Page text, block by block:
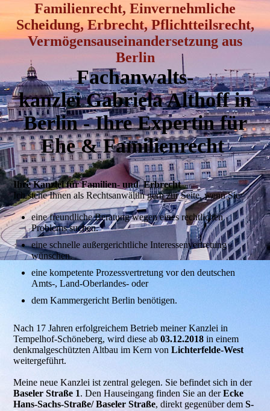
Familienrecht, Einvernehmliche
Scheidung, Erbrecht, Pflichtteilsrecht,
Vermögensauseinandersetzung aus
Berlin
Fachanwalts­
kanzleiGabriela Althoff in
Berlin - Ihre Expertin für
Ehe & Familienrecht
Ihre Kanzlei für Fa­milien- und Erbrecht
Ich stehe Ihnen als Rechtsanwältin gern zur Seite, wenn Sie
eine freundliche Beratung wegen eines rechtlichen
Problems suchen.
eine schnelle außergerichtliche Interessenvertretung
wünschen.
eine kompetente Prozessvertretung vor den deutschen
Amts-, Land-Oberlandes- oder
dem Kammergericht Berlin benötigen.
Nach 17 Jahren erfolgreichem Betrieb meiner Kanzlei in
Tempelhof-Schöneberg, wird diese ab 03.12.2018in einem
denkmalgeschützten Altbau im Kern vonLichterfelde-West
weitergeführt.
Meine neue Kanzlei ist zentral gelegen. Sie befindet sich in der
Baseler Straße 1. Den Hauseingang finden Sie an derEcke
Hans-Sachs-Straße/ Baseler Straße, direkt gegenüber demS-